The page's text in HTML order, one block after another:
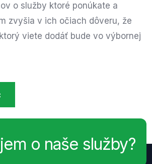
o služby ktoré ponúkate a
zvyšia v ich očiach dôveru, že
viete dodáť bude vo výbornej
o naše služby?